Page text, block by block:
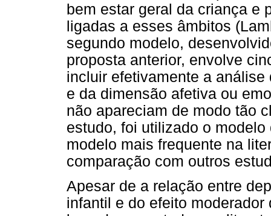
bem estar geral da criança e
ligadas a esses âmbitos
segundo modelo,
proposta anterior, envolve
incluir efetivamente a
e da dimensão afetiva ou
não apareciam de modo tão
estudo, foi utilizado o
modelo mais frequente na
comparação com outros
Apesar de a relação entre
infantil e do efeito